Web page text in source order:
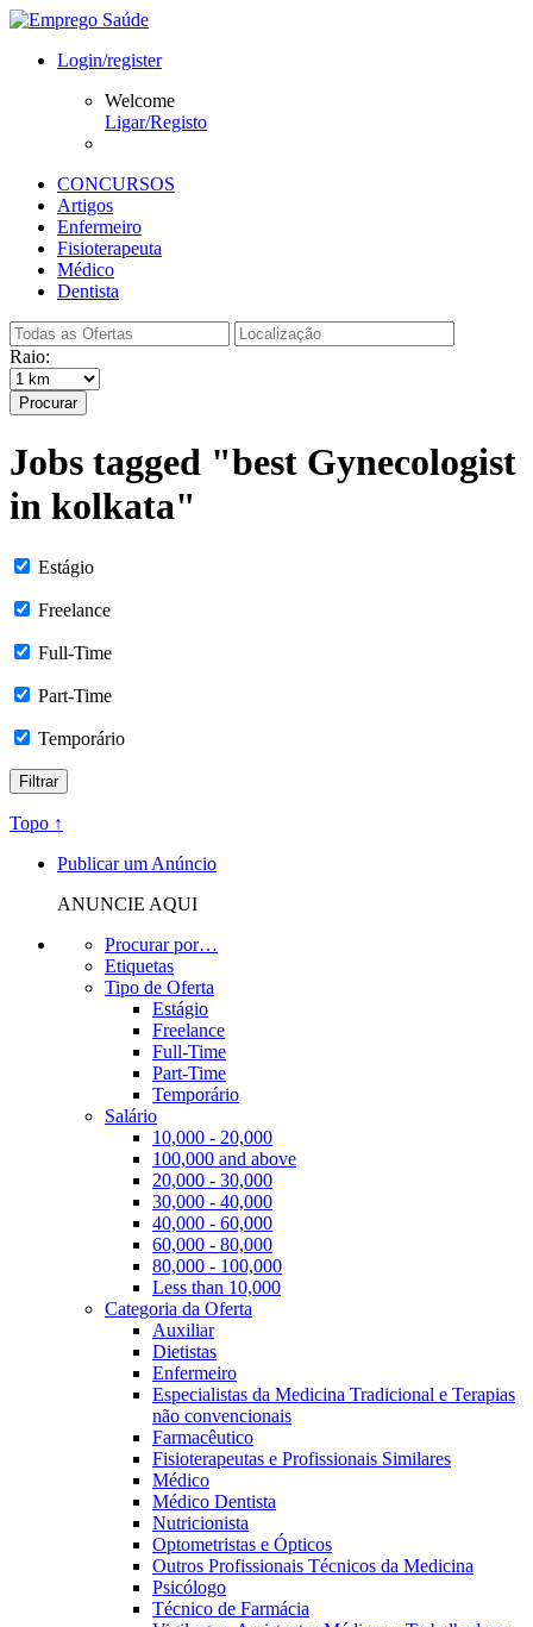
Login/register
Welcome
Ligar/Registo
CONCURSOS
Artigos
Enfermeiro
Fisioterapeuta
Médico
Dentista
Raio:
Procurar
Jobs tagged "best Gynecologist
in kolkata"
Estágio
Freelance
Full-Time
Part-Time
Temporário
Topo ↑
Publicar um Anúncio
ANUNCIE AQUI
Procurar por…
Etiquetas
Tipo de Oferta
Estágio
Freelance
Full-Time
Part-Time
Temporário
Salário
10,000 - 20,000
100,000 and above
20,000 - 30,000
30,000 - 40,000
40,000 - 60,000
60,000 - 80,000
80,000 - 100,000
Less than 10,000
Categoria da Oferta
Auxiliar
Dietistas
Enfermeiro
Especialistas da Medicina Tradicional e Terapias
não convencionais
Farmacêutico
Fisioterapeutas e Profissionais Similares
Médico
Médico Dentista
Nutricionista
Optometristas e Ópticos
Outros Profissionais Técnicos da Medicina
Psicólogo
Técnico de Farmácia